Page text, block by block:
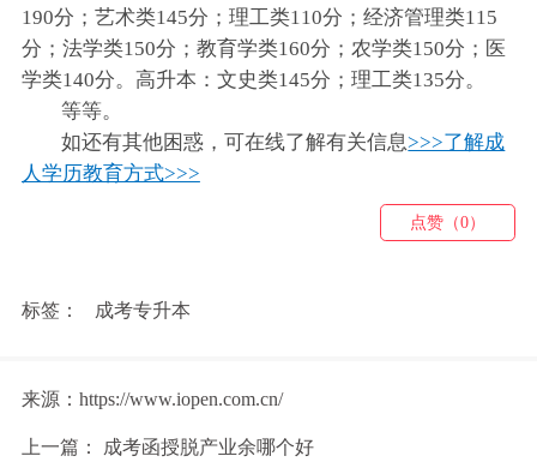
190分；艺术类145分；理工类110分；经济管理类115
分；法学类150分；教育学类160分；农学类150分；医
学类140分。高升本：文史类145分；理工类135分。
等等。
如还有其他困惑，可在线了解有关信息>>>了解成
人学历教育方式>>>
点赞（0）
标签： 成考专升本
来源：https://www.iopen.com.cn/
上一篇： 成考函授脱产业余哪个好